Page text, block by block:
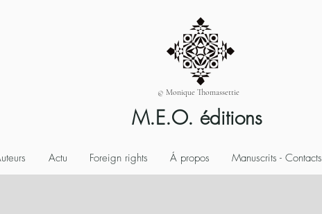
© Monique Thomassettie
M.E.O. éditions
Actu Foreign rights Á propos Manuscrits - Contacts